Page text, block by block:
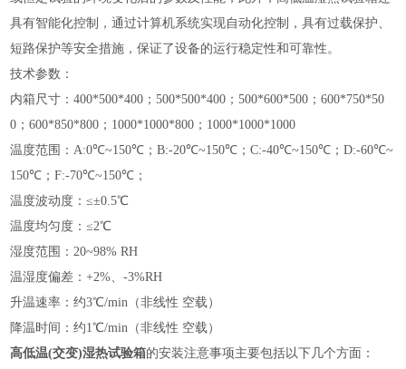
具有智能化控制，通过计算机系统实现自动化控制，具有过载保护、
短路保护等安全措施，保证了设备的运行稳定性和可靠性‌。
技术参数：
内箱尺寸：400*500*400；500*500*400；500*600*500；600*750*50
0；600*850*800；1000*1000*800；1000*1000*1000
温度范围：A:0℃~150℃；B:-20℃~150℃；C:-40℃~150℃；D:-60℃~
150℃；F:-70℃~150℃；
温度波动度：≤±0.5℃
温度均匀度：≤2℃
湿度范围：20~98% RH
温湿度偏差：+2%、-3%RH
升温速率：约3℃/min（非线性 空载）
降温时间：约1℃/min（非线性 空载）
高低温(交变)湿热试验箱的安装注意事项‌主要包括以下几个方面：